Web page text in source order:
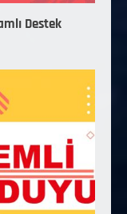
Destek